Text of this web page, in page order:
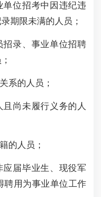
位招考中因违纪违
期限未满的人员；
录、事业单位招聘
的人员；
尚未履行义务的人
人员；
届毕业生、现役军
聘用为事业单位工作